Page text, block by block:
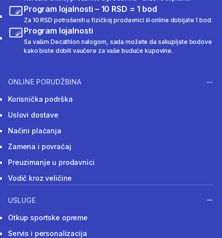
Program lojalnosti – 10 RSD = 1 bod
Za 10 RSD potrošenih u fizičkoj prodavnici ili online dobijate 1 bod.
Program lojalnosti
Sa vašim Decathlon nalogom, sada možete da sakupljate bodove
kako biste dobili vaučere za vaše buduće kupovine.
ONLINE PORUDŽBINA
Korisnička podrška
Uslovi dostave
Načini plaćanja
Zamena i povraćaj
Preuzimanje u prodavnici
Vodič kroz veličine
USLUGE
Otkup sportske opreme
Servis i personalizacija